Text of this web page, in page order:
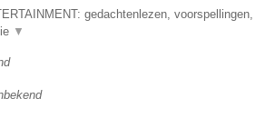
gedachtenlezen, voorspellingen,
▼